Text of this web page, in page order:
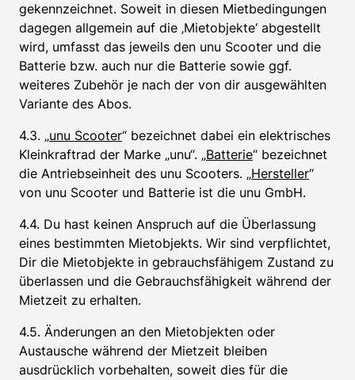
gekennzeichnet. Soweit in diesen Mietbedingungen
dagegen allgemein auf die ‚Mietobjekte‘ abgestellt
wird, umfasst das jeweils den unu Scooter und die
Batterie bzw. auch nur die Batterie sowie ggf.
weiteres Zubehör je nach der von dir ausgewählten
Variante des Abos.
4.3. „unu Scooter“ bezeichnet dabei ein elektrisches
Kleinkraftrad der Marke „unu“. „Batterie“ bezeichnet
die Antriebseinheit des unu Scooters. „Hersteller“
von unu Scooter und Batterie ist die unu GmbH.
4.4. Du hast keinen Anspruch auf die Überlassung
eines bestimmten Mietobjekts. Wir sind verpflichtet,
Dir die Mietobjekte in gebrauchsfähigem Zustand zu
überlassen und die Gebrauchsfähigkeit während der
Mietzeit zu erhalten.
4.5. Änderungen an den Mietobjekten oder
Austausche während der Mietzeit bleiben
ausdrücklich vorbehalten, soweit dies für die